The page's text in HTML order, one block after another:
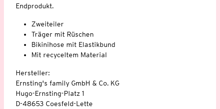
Endprodukt.
Zweiteiler
Träger mit Rüschen
Bikinihose mit Elastikbund
Mit recyceltem Material
Hersteller:
Ernsting's family GmbH & Co. KG
Hugo-Ernsting-Platz 1
D-48653 Coesfeld-Lette